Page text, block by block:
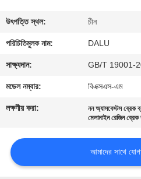
আমাদের
সাথে
যোগাযোগ
করুন
উদ্ধৃতির
জন্য
উৎপত্তি স্থল: চীন
পরিচিতিমুলক নাম: DALU
সাক্ষ্যদান: GB/T 19001-
মডেল নম্বার: বিএক্সএস-এম
লক্ষণীয় করা: নন অ্যাসবেস্টস ব্রেক
মেলামাইন রেজিন ব্রেক
আমাদের সাথে